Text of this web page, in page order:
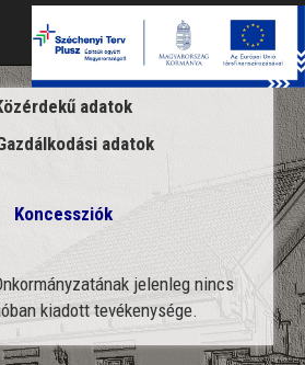
adatok
adatok
Koncessziók
jelenleg nincs
kiadott tevékenysége.